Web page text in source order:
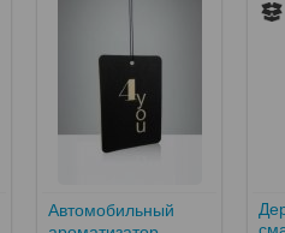
Автомобильный